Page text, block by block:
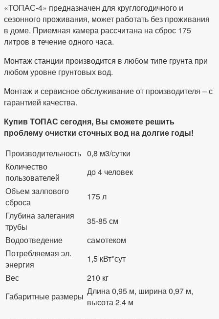
«ТОПАС-4» предназначен для круглогодичного и
сезонного проживания, может работать без проживания
в доме. Приемная камера рассчитана на сброс 175
литров в течение одного часа.
Монтаж станции производится в любом типе грунта при
любом уровне грунтовых вод.
Монтаж и сервисное обслуживание от производителя – с
гарантией качества.
Купив ТОПАС сегодня, Вы сможете решить
проблему очистки сточных вод на долгие годы!
Производительность 0,8 м3/сутки
Количество
пользователей
до 4 человек
Объем залпового
сброса
175 л
Глубина залегания
трубы
35-85 см
Водоотведение
самотеком
Потребляемая эл.
энергия
1,5 кВт*сут
Вес
210 кг
Габаритные размеры Длина 0,95 м, ширина 0,97 м,
высота 2,4 м